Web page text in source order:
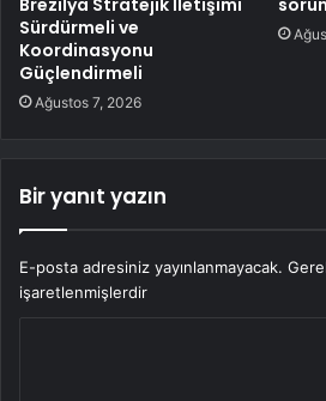
Sürdürmeli ve
Koordinasyonu
Güçlendirmeli
Ağustos 7, 2026
Bir yanıt yazın
E-posta adresiniz yayınlanmayacak.
işaretlenmişlerdir